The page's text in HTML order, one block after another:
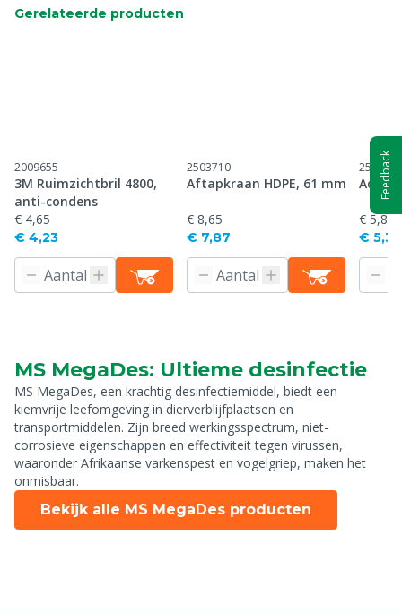
Gerelateerde producten
2009655
3M Ruimzichtbril 4800,
anti-condens
€ 4,65
€ 4,23
2503710
Aftapkraan HDPE, 61 mm
€ 8,65
€ 7,87
2503752
€ 5,88
€ 5,35
MS MegaDes: Ultieme desinfectie
MS MegaDes, een krachtig desinfectiemiddel, biedt een
kiemvrije leefomgeving in dierverblijfplaatsen en
transportmiddelen. Zijn breed werkingsspectrum, niet-
corrosieve eigenschappen en effectiviteit tegen virussen,
waaronder Afrikaanse varkenspest en vogelgriep, maken het
onmisbaar.
Bekijk alle MS MegaDes producten
Feedback